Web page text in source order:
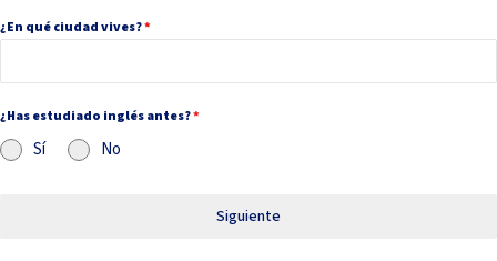
¿En qué ciudad vives?*
¿Has estudiado inglés antes?*
Sí No
Siguiente